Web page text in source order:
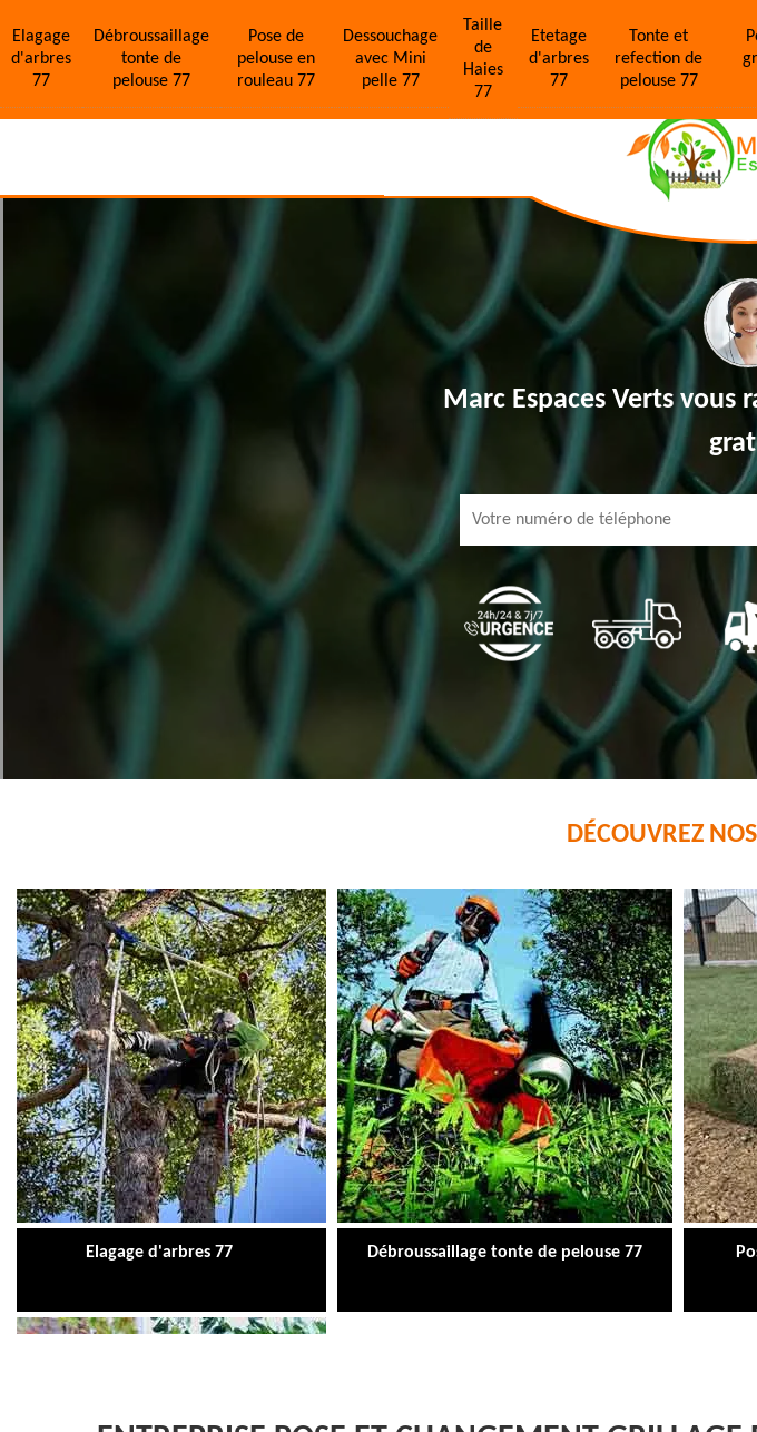
Elagage
d'arbres
77
Débroussaillage
tonte de
pelouse 77
Pose de
pelouse en
rouleau 77
Dessouchage
avec Mini
pelle 77
Taille
de
Haies
77
Etetage
d'arbres
77
Tonte et
refection de
pelouse 77
Marc Espaces Verts vous
DÉCOUVREZ
Elagage d'arbres 77 Débroussaillage tonte de pelouse 77